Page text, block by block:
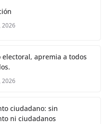
e
n
er
2026
electoral, apremia a todos
2026
ciudadano: sin
ni ciudadanos